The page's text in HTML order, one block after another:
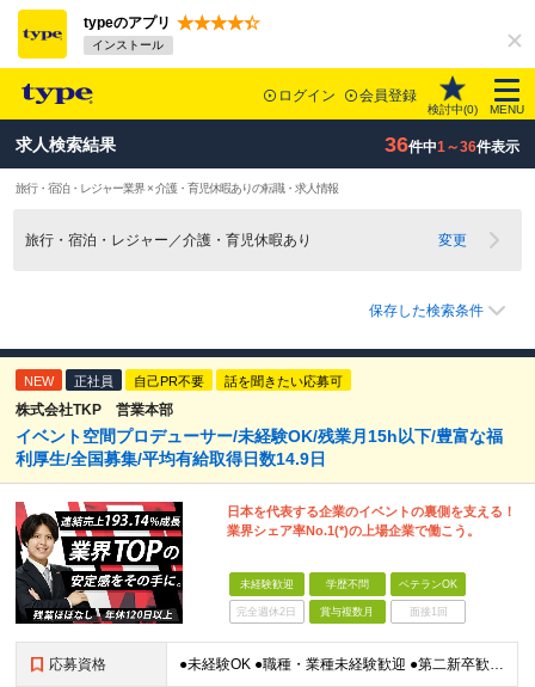
typeのアプリ
インストール
ログイン 会員登録
検討中(0) MENU
求人検索結果 36件中1～36件表示
旅行・宿泊・レジャー業界 × 介護・育児休暇ありの転職・求人情報
旅行・宿泊・レジャー／介護・育児休暇あり 変更
保存した検索条件
NEW 正社員 自己PR不要 話を聞きたい応募可
株式会社TKP 営業本部
イベント空間プロデューサー/未経験OK/残業月15h以下/豊富な福
利厚生/全国募集/平均有給取得日数14.9日
日本を代表する企業のイベントの裏側を支える！
業界シェア率No.1(*)の上場企業で働こう。
未経験歓迎 学歴不問 ベテランOK
完全週休2日 賞与複数月 面接1回
応募資格 ●未経験OK ●職種・業種未経験歓迎 ●第二新卒歓迎 ●学歴不問 ＜こんな方におすすめ！＞ ◎ホテル・アパレル・携帯販売など接客経験を活かしたい ◎「今の会社、この先が見えない」と感じている ◎上場